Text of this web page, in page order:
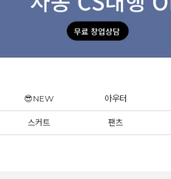
😎NEW 아우터
스커트 팬츠